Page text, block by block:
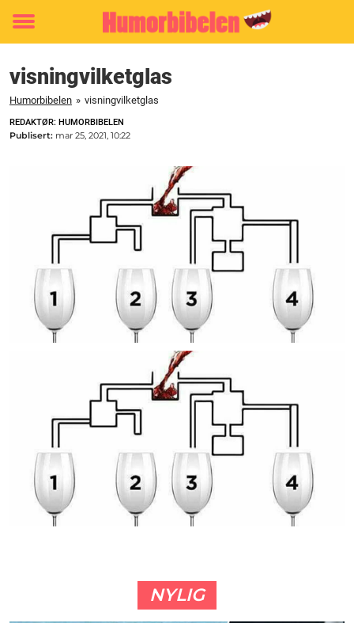
Toggle
visningvilketglas
Humorbibelen » visningvilketglas
REDAKTØR: HUMORBIBELEN
Publisert: mar 25, 2021, 10:22
NYLIG